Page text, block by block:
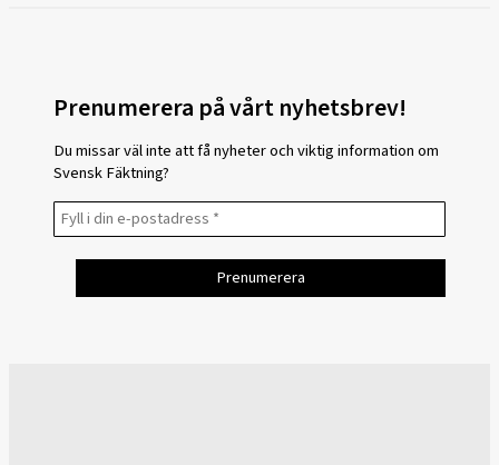
Prenumerera på vårt nyhetsbrev!
Du missar väl inte att få nyheter och viktig information om
Svensk Fäktning?